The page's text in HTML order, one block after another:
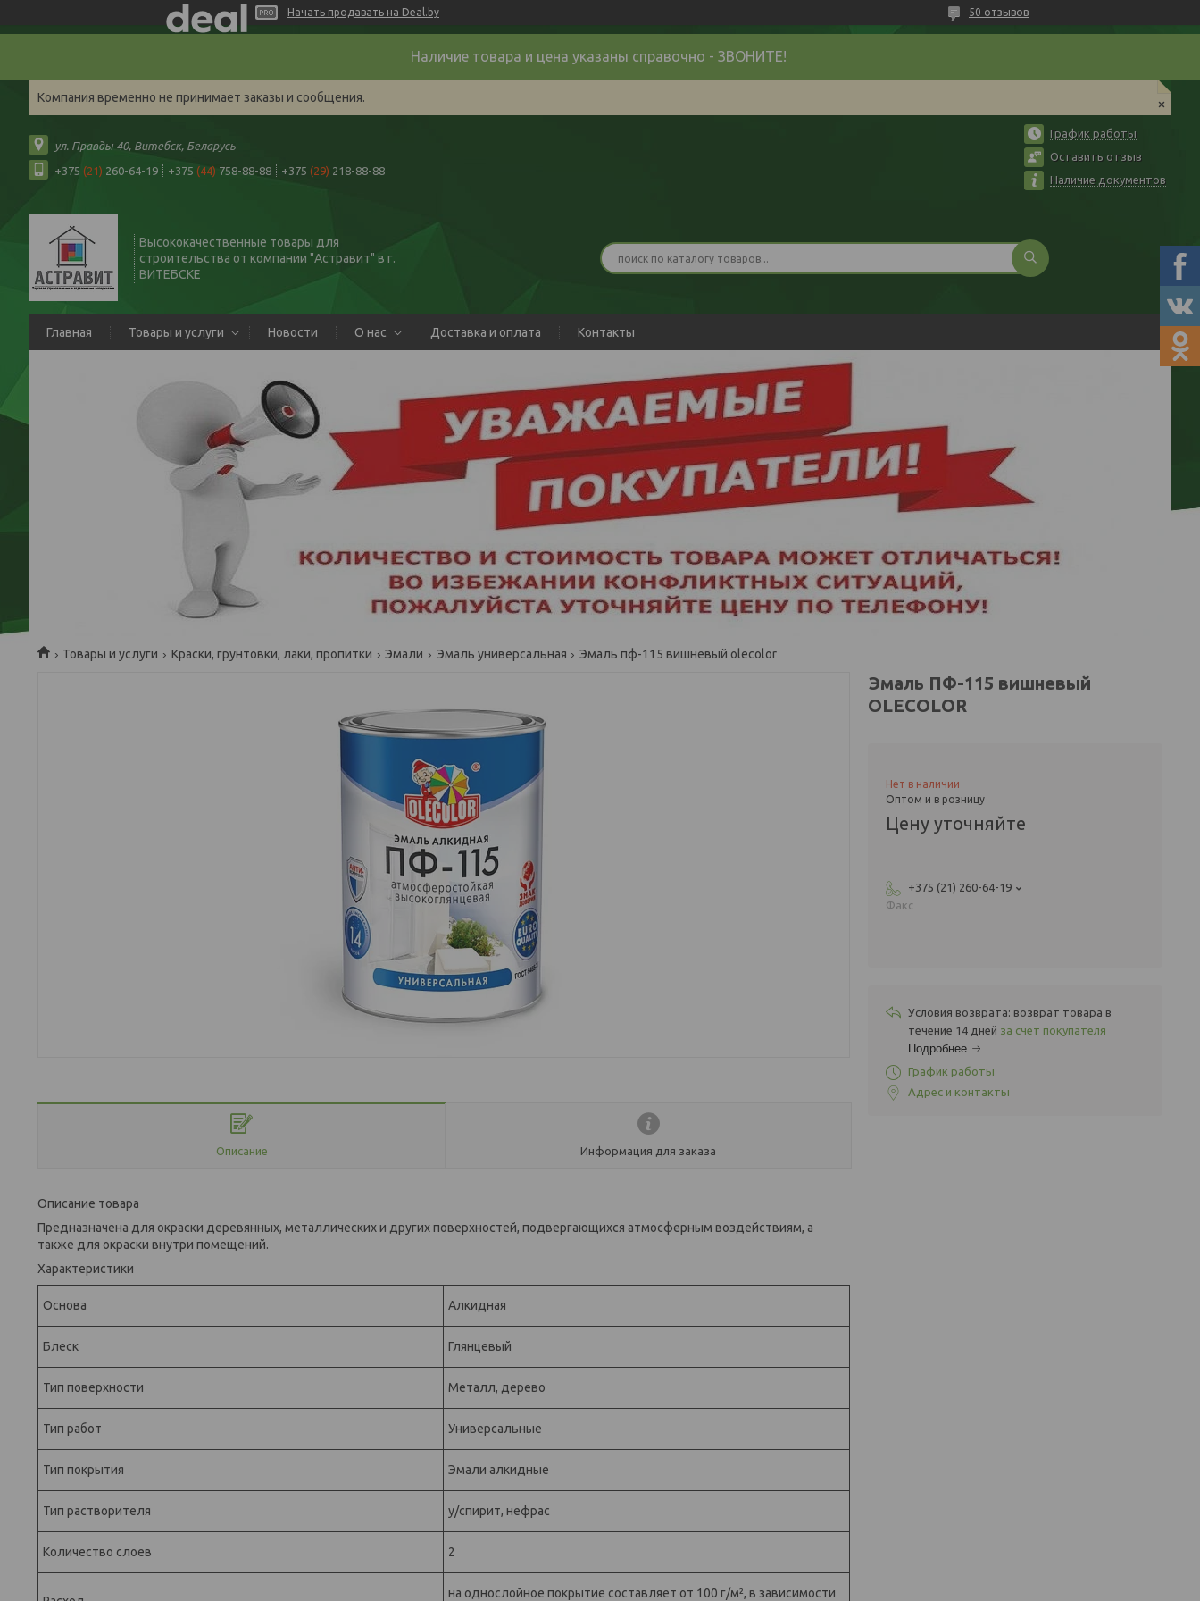
Начать продавать на Deal.by 50 отзывов
Наличие товара и цена указаны справочно - ЗВОНИТЕ!
Компания временно не принимает заказы и сообщения.
ул. Правды 40, Витебск, Беларусь
+375 (21) 260-64-19 +375 (44) 758-88-88 +375 (29) 218-88-88
График работы
Оставить отзыв
Наличие документов
Высококачественные товары для
строительства от компании "Астравит" в г.
ВИТЕБСКЕ
Главная Товары и услуги Новости О нас Доставка и оплата Контакты
Товары и услуги Краски, грунтовки, лаки, пропитки Эмали Эмаль универсальная Эмаль пф-115 вишневый olecolor
Описание Информация для заказа
Описание товара
Предназначена для окраски деревянных, металлических и других поверхностей, подвергающихся атмосферным воздействиям, а
также для окраски внутри помещений.
Характеристики
Основа Алкидная
Блеск Глянцевый
Тип поверхности Металл, дерево
Тип работ Универсальные
Тип покрытия Эмали алкидные
Тип растворителя у/спирит, нефрас
Количество слоев 2
на однослойное покрытие составляет от 100 г/м², в зависимости
Эмаль ПФ-115 вишневый
OLECOLOR
Нет в наличии
Оптом и в розницу
Цену уточняйте
+375 (21) 260-64-19
Факс
возврат товара в
течение 14 дней за счет покупателя
Подробнее
График работы
Адрес и контакты